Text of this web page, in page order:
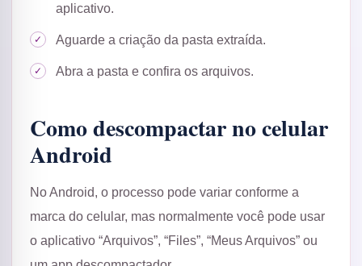
aplicativo.
Aguarde a criação da pasta extraída.
Abra a pasta e confira os arquivos.
Como descompactar no celular
Android
No Android, o processo pode variar conforme a
marca do celular, mas normalmente você pode usar
o aplicativo “Arquivos”, “Files”, “Meus Arquivos” ou